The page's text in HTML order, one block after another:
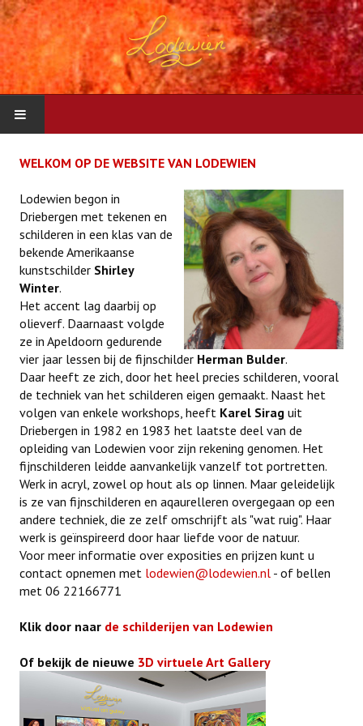
SCHILDERIJEN
CONTACT
WELKOM OP DE WEBSITE VAN LODEWIEN
Lodewien begon in
Driebergen met tekenen en
schilderen in een klas van de
bekende Amerikaanse
kunstschilder Shirley
Winter.
Het accent lag daarbij op
olieverf. Daarnaast volgde
ze in Apeldoorn gedurende
vier jaar lessen bij de fijnschilder Herman Bulder.
Daar heeft ze zich, door het heel precies schilderen, vooral
de techniek van het schilderen eigen gemaakt. Naast het
volgen van enkele workshops, heeft Karel Sirag uit
Driebergen in 1982 en 1983 het laatste deel van de
opleiding van Lodewien voor zijn rekening genomen. Het
fijnschilderen leidde aanvankelijk vanzelf tot portretten.
Werk in acryl, zowel op hout als op linnen. Maar geleidelijk
is ze van fijnschilderen en aqaurelleren overgegaan op een
andere techniek, die ze zelf omschrijft als "wat ruig". Haar
werk is geïnspireerd door haar liefde voor de natuur.
Voor meer informatie over exposities en prijzen kunt u
contact opnemen met lodewien@lodewien.nl - of bellen
met 06 22166771
Klik door naar de schilderijen van Lodewien
Of bekijk de nieuwe 3D virtuele Art Gallery